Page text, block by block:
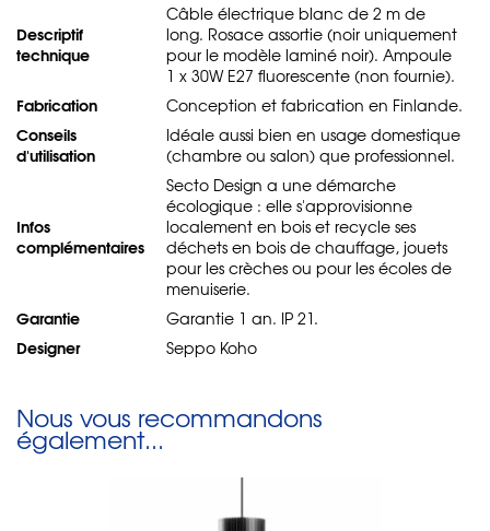
Descriptif
technique
Câble électrique blanc de 2 m de
long. Rosace assortie (noir uniquement
pour le modèle laminé noir). Ampoule
1 x 30W E27 fluorescente (non fournie).
Fabrication Conception et fabrication en Finlande.
Conseils
d'utilisation
Idéale aussi bien en usage domestique
(chambre ou salon) que professionnel.
Infos
complémentaires
Secto Design a une démarche
écologique : elle s'approvisionne
localement en bois et recycle ses
déchets en bois de chauffage, jouets
pour les crèches ou pour les écoles de
menuiserie.
Garantie Garantie 1 an. IP 21.
Designer Seppo Koho
Nous vous recommandons
également...